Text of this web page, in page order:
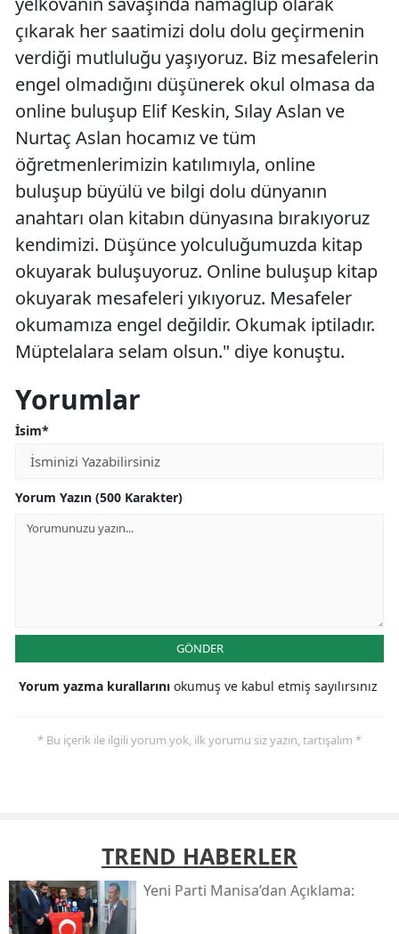
çıkarak her saatimizi dolu dolu geçirmenin
verdiği mutluluğu yaşıyoruz. Biz mesafelerin
engel olmadığını düşünerek okul olmasa da
online buluşup Elif Keskin, Sılay Aslan ve
Nurtaç Aslan hocamız ve tüm
öğretmenlerimizin katılımıyla, online
buluşup büyülü ve bilgi dolu dünyanın
anahtarı olan kitabın dünyasına bırakıyoruz
kendimizi. Düşünce yolculuğumuzda kitap
okuyarak buluşuyoruz. Online buluşup kitap
okuyarak mesafeleri yıkıyoruz. Mesafeler
okumamıza engel değildir. Okumak iptiladır.
Müptelalara selam olsun." diye konuştu.
Yorumlar
İsim*
Yorum Yazın (500 Karakter)
GÖNDER
Yorum yazma kurallarını okumuş ve kabul etmiş sayılırsınız
* Bu içerik ile ilgili yorum yok, ilk yorumu siz yazın, tartışalım *
TREND HABERLER
Yeni̇ Parti Manisa’dan Açıklama: